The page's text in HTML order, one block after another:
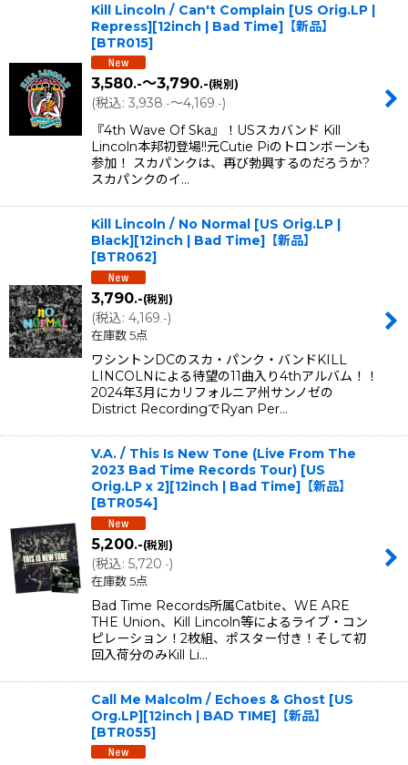
Kill Lincoln / Can't Complain [US Orig.LP |
Repress][12inch | Bad Time]【新品】
[BTR015]
3,580.-～3,790.-(税別)
(税込: 3,938.-～4,169.-)
『4th Wave Of Ska』！USスカバンド Kill
Lincoln本邦初登場!!元Cutie Piのトロンボーンも
参加！ スカパンクは、再び勃興するのだろうか?
スカパンクのイ…
Kill Lincoln / No Normal [US Orig.LP |
Black][12inch | Bad Time]【新品】
[BTR062]
3,790.-(税別)
(税込: 4,169 .-)
在庫数 5点
ワシントンDCのスカ・パンク・バンドKILL
LINCOLNによる待望の11曲入り4thアルバム！！
2024年3月にカリフォルニア州サンノゼの
District RecordingでRyan Per…
V.A. / This Is New Tone (Live From The
2023 Bad Time Records Tour) [US
Orig.LP x 2][12inch | Bad Time]【新品】
[BTR054]
5,200.-(税別)
(税込: 5,720 .-)
在庫数 5点
Bad Time Records所属Catbite、WE ARE
THE Union、Kill Lincoln等によるライブ・コン
ピレーション！2枚組、ポスター付き！そして初
回入荷分のみKill Li…
Call Me Malcolm / Echoes & Ghost [US
Org.LP][12inch | BAD TIME]【新品】
[BTR055]